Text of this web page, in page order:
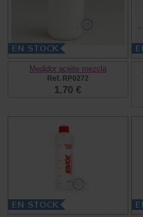
Medidor aceite mezcla
Ref. RP0272
1.70 €